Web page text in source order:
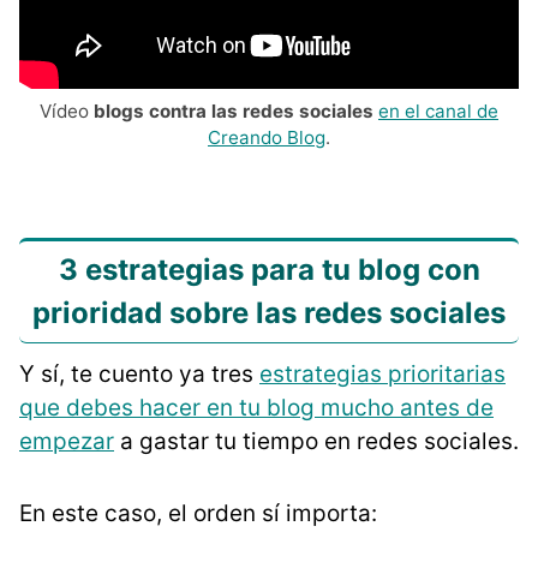
Vídeo blogs contra las redes sociales en el canal de
Creando Blog.
3 estrategias para tu blog con
prioridad sobre las redes sociales
Y sí, te cuento ya tres estrategias prioritarias
que debes hacer en tu blog mucho antes de
empezar a gastar tu tiempo en redes sociales.
En este caso, el orden sí importa: